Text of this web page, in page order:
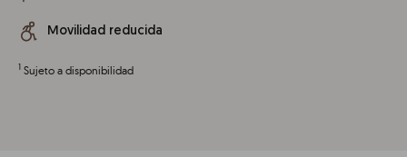
Movilidad reducida
1 Sujeto a disponibilidad